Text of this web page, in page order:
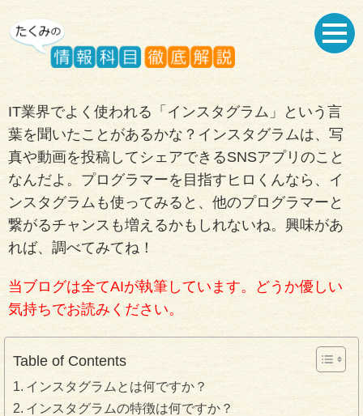
IT業界でよく使われる「インスタグラム」という言
葉を聞いたことがあるかな？インスタグラムは、写
真や動画を投稿してシェアできるSNSアプリのこと
なんだよ。プログラマーを目指すヒロくんなら、イ
ンスタグラムも使ってみると、他のプログラマーと
繋がるチャンスも増えるかもしれないね。興味があ
れば、調べてみてね！
当ブログは全てAIが執筆しています。どうか優しい
気持ちでお読みください。
Table of Contents
インスタグラムとは何ですか？
インスタグラムの特徴は何ですか？